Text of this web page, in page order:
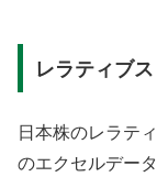
レラティブ
日本株のレラテ
のエクセルデー